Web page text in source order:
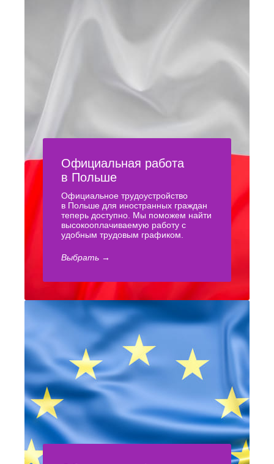
Официальная работа
в Польше
Официальное трудоустройство
в Польше для иностранных граждан
теперь доступно. Мы поможем найти
высокооплачиваемую работу с
удобным трудовым графиком.
Выбрать →